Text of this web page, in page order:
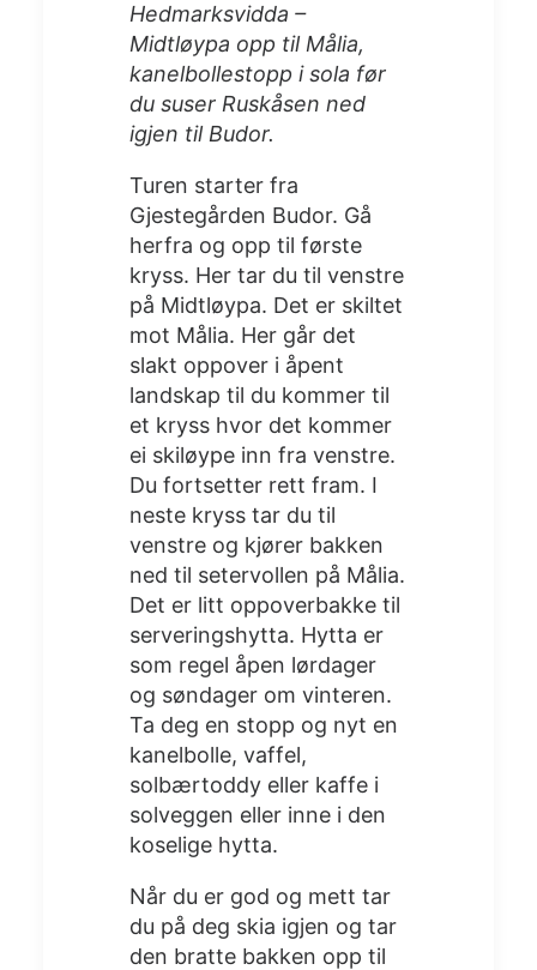
Hedmarksvidda –
Midtløypa opp til Målia,
kanelbollestopp i sola før
du suser Ruskåsen ned
igjen til Budor.
Turen starter fra
Gjestegården Budor. Gå
herfra og opp til første
kryss. Her tar du til venstre
på Midtløypa. Det er skiltet
mot Målia. Her går det
slakt oppover i åpent
landskap til du kommer til
et kryss hvor det kommer
ei skiløype inn fra venstre.
Du fortsetter rett fram. I
neste kryss tar du til
venstre og kjører bakken
ned til setervollen på Målia.
Det er litt oppoverbakke til
serveringshytta. Hytta er
som regel åpen lørdager
og søndager om vinteren.
Ta deg en stopp og nyt en
kanelbolle, vaffel,
solbærtoddy eller kaffe i
solveggen eller inne i den
koselige hytta.
Når du er god og mett tar
du på deg skia igjen og tar
den bratte bakken opp til